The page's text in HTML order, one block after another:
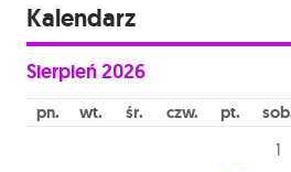
Kalendarz
Sierpień2026
pn wt śr czw pt sob
1